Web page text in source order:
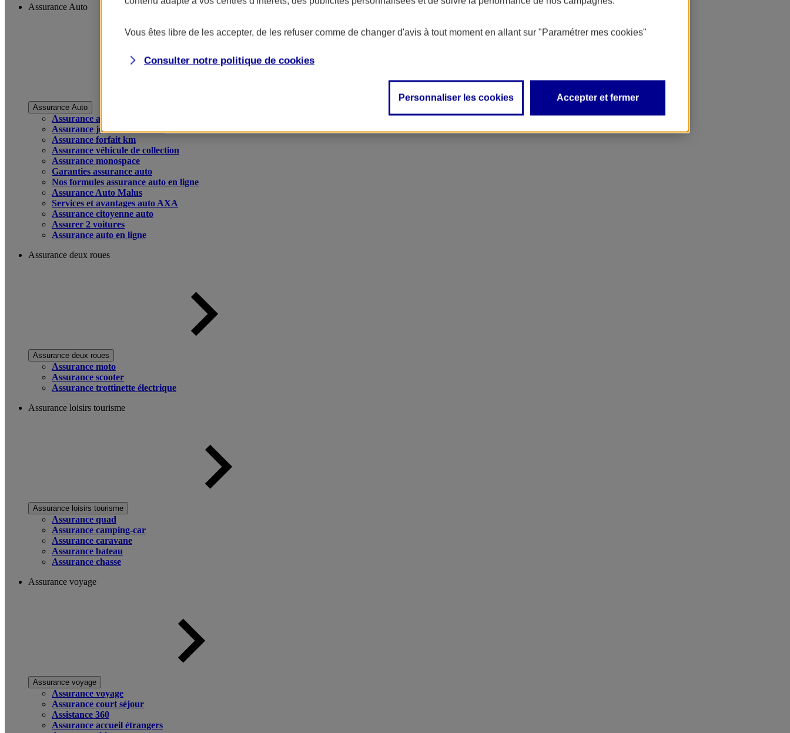
Assurance Auto
Assurance Auto
Assurance auto
Assurance jeune conducteur
Assurance forfait km
Assurance véhicule de collection
Assurance monospace
Garanties assurance auto
Nos formules assurance auto en ligne
Assurance Auto Malus
Services et avantages auto AXA
Assurance citoyenne auto
Assurer 2 voitures
Assurance auto en ligne
Assurance deux roues
Assurance deux roues
Assurance moto
Assurance scooter
Assurance trottinette électrique
Assurance loisirs tourisme
Assurance loisirs tourisme
Assurance quad
Assurance camping-car
Assurance caravane
Assurance bateau
Assurance chasse
Assurance voyage
Assurance voyage
Assurance voyage
Assurance court séjour
Assistance 360
Assurance accueil étrangers
Vous êtes libre de les accepter, de les refuser comme de changer d'avis à tout moment en allant sur "Paramétrer mes cookies"
Consulter notre politique de cookies
Personnaliser les cookies Accepter et fermer